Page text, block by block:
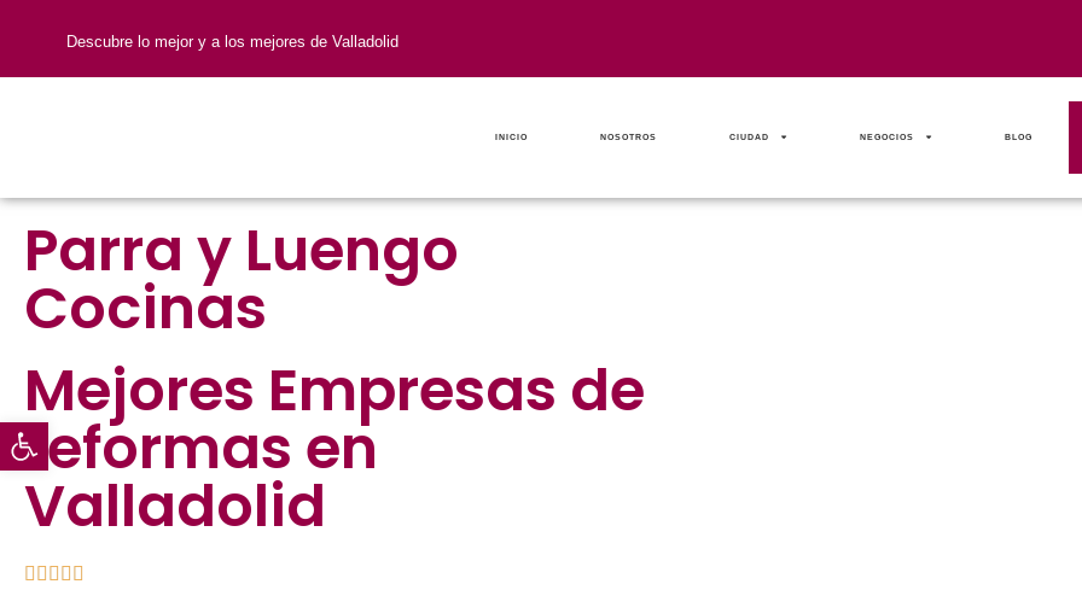
Abrir barra de herramientas
Descubre lo mejor y a los mejores de Valladolid
INICIO NOSOTROS CIUDAD NEGOCIOS BLOG
Parra y Luengo
Cocinas
Mejores Empresas de
reformas en
Valladolid
    